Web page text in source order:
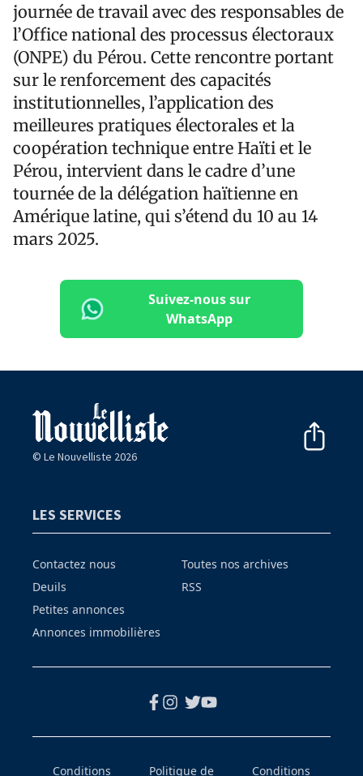
journée de travail avec des responsables de
l’Office national des processus électoraux
(ONPE) du Pérou. Cette rencontre portant
sur le renforcement des capacités
institutionnelles, l’application des
meilleures pratiques électorales et la
coopération technique entre Haïti et le
Pérou, intervient dans le cadre d’une
tournée de la délégation haïtienne en
Amérique latine, qui s’étend du 10 au 14
mars 2025.
Suivez-nous sur
WhatsApp
© Le Nouvelliste 2026
LES SERVICES
Contactez nous
Deuils
Petites annonces
Annonces immobilières
Toutes nos archives
RSS
Conditions Politique de Conditions